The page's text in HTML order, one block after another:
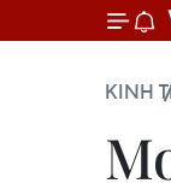
KINH